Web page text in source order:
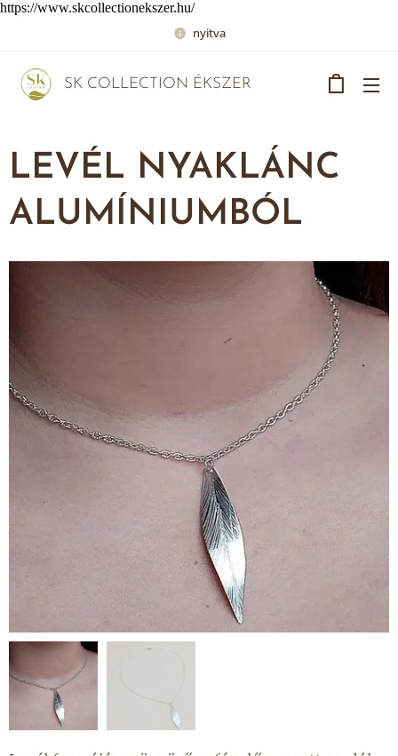
https://www.skcollectionekszer.hu/
nyitva
SK COLLECTION ÉKSZER
LEVÉL NYAKLÁNC
ALUMÍNIUMBÓL